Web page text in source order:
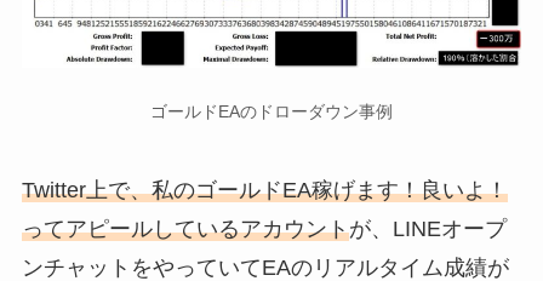
ゴールドEAのドローダウン事例
Twitter上で、私のゴールドEA稼げます！良いよ！
ってアピールしているアカウントが、LINEオープ
ンチャットをやっていてEAのリアルタイム成績が